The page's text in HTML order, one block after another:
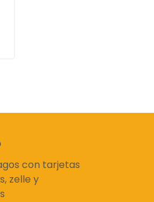
con tarjetas
zelle y